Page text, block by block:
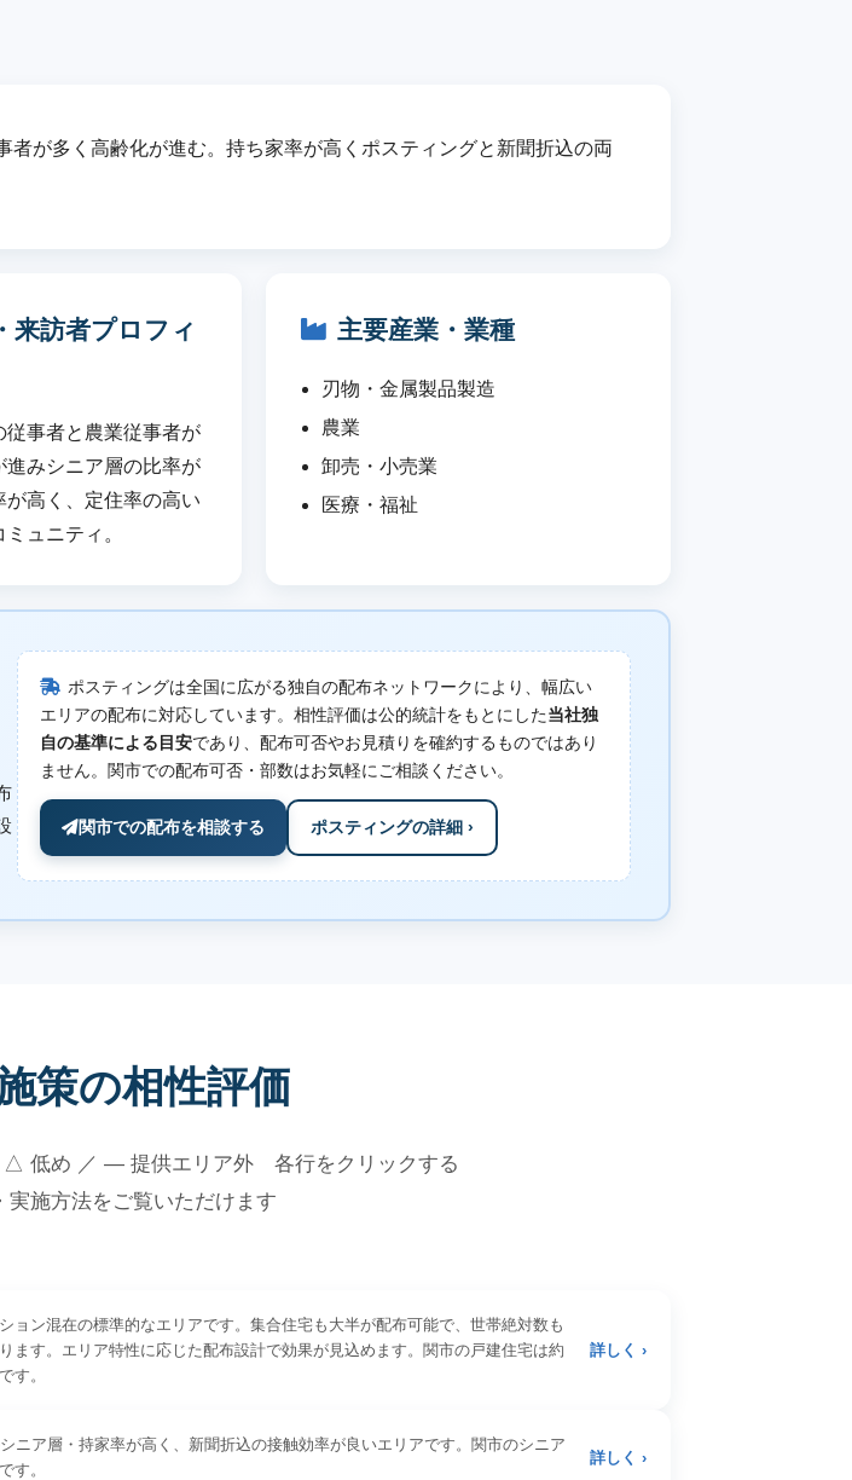
が多く高齢化が進む。持ち家率が高くポスティングと新聞折込の両
来訪者プロフィ
従事者と農業従事者が
進みシニア層の比率が
が高く、定住率の高い
ュニティ。
主要産業・業種
刃物・金属製品製造
農業
卸売・小売業
医療・福祉
ポスティングは全国に広がる独自の配布ネットワークにより、幅広い
エリアの配布に対応しています。相性評価は公的統計をもとにした当社独
自の基準による目安であり、配布可否やお見積りを確約するものではあり
ません。関市での配布可否・部数はお気軽にご相談ください。
関市での配布を相談する ポスティングの詳細 ›
策の相性評価
低め ／ — 提供エリア外 各行をクリックする
実施方法をご覧いただけます
ョン混在の標準的なエリアです。集合住宅も大半が配布可能で、世帯絶対数も
ます。エリア特性に応じた配布設計で効果が見込めます。関市の戸建住宅は約
す。
詳しく ›
ニア層・持家率が高く、新聞折込の接触効率が良いエリアです。関市のシニア
す。
詳しく ›